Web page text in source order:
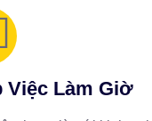
Việc Làm Giờ